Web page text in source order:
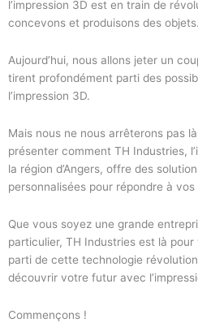
l’impression 3D est en train de
concevons et produisons des objets.
Aujourd’hui, nous allons jeter un
tirent profondément parti des
l’impression 3D.
Mais nous ne nous arrêterons pas
présenter comment TH Industries,
la région d’Angers, offre des
personnalisées pour répondre à
Que vous soyez une grande
particulier, TH Industries est là
parti de cette technologie
découvrir votre futur avec
Commençons !